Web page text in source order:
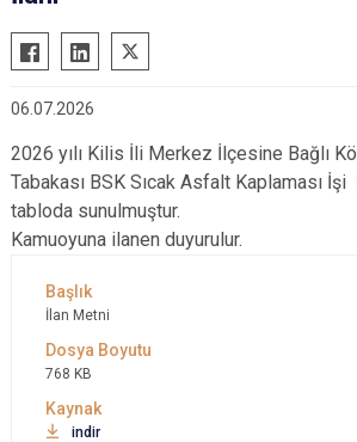
06.07.2026
2026 yılı Kilis İli Merkez İlçesine Bağlı
Tabakası BSK Sıcak Asfalt Kaplaması İşi
tabloda sunulmuştur.
Kamuoyuna ilanen duyurulur.
İlan Metni
768 KB
indir